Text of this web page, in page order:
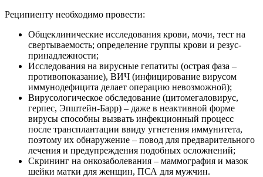
Реципиенту необходимо провести:
Общеклинические исследования крови, мочи, тест на
свертываемость; определение группы крови и резус-
принадлежности;
Исследования на вирусные гепатиты (острая фаза –
противопоказание), ВИЧ (инфицирование вирусом
иммунодефицита делает операцию невозможной);
Вирусологическое обследование (цитомегаловирус,
герпес, Эпштейн-Барр) – даже в неактивной форме
вирусы способны вызвать инфекционный процесс
после трансплантации ввиду угнетения иммунитета,
поэтому их обнаружение – повод для предварительного
лечения и предупреждения подобных осложнений;
Скрининг на онкозаболевания – маммография и мазок
шейки матки для женщин, ПСА для мужчин.